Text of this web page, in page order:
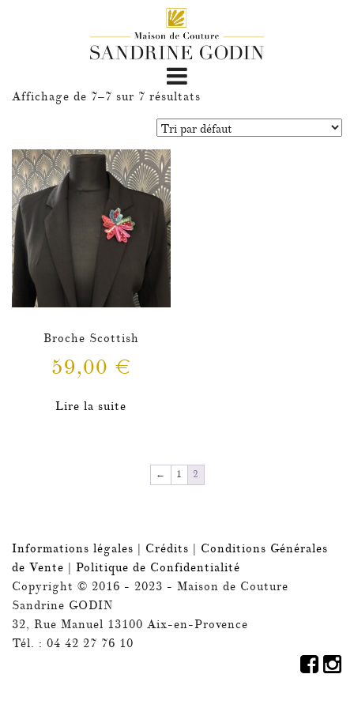
Affichage de 7–7 sur 7 résultats
Broche Scottish
59,00 €
Lire la suite
← 1 2
Informations légales | Crédits | Conditions Générales
de Vente | Politique de Confidentialité
Copyright © 2016 - 2023 - Maison de Couture
Sandrine GODIN
32, Rue Manuel 13100 Aix-en-Provence
Tél. : 04 42 27 76 10